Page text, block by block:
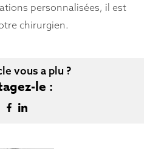
personnalisées, il est
chirurgien.
vous a plu ?
le :